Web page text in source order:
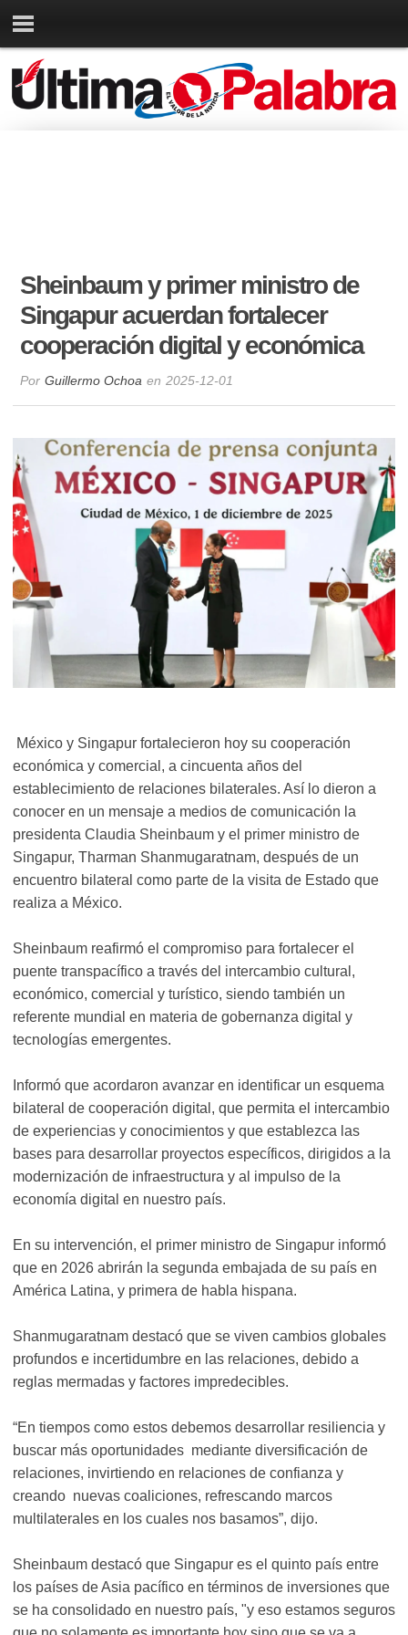
Sheinbaum y primer ministro de
Singapur acuerdan fortalecer
cooperación digital y económica
Por Guillermo Ochoa en 2025-12-01
México y Singapur fortalecieron hoy su cooperación
económica y comercial, a cincuenta años del
establecimiento de relaciones bilaterales. Así lo dieron a
conocer en un mensaje a medios de comunicación la
presidenta Claudia Sheinbaum y el primer ministro de
Singapur, Tharman Shanmugaratnam, después de un
encuentro bilateral como parte de la visita de Estado que
realiza a México.
Sheinbaum reafirmó el compromiso para fortalecer el
puente transpacífico a través del intercambio cultural,
económico, comercial y turístico, siendo también un
referente mundial en materia de gobernanza digital y
tecnologías emergentes.
Informó que acordaron avanzar en identificar un esquema
bilateral de cooperación digital, que permita el intercambio
de experiencias y conocimientos y que establezca las
bases para desarrollar proyectos específicos, dirigidos a la
modernización de infraestructura y al impulso de la
economía digital en nuestro país.
En su intervención, el primer ministro de Singapur informó
que en 2026 abrirán la segunda embajada de su país en
América Latina, y primera de habla hispana.
Shanmugaratnam destacó que se viven cambios globales
profundos e incertidumbre en las relaciones, debido a
reglas mermadas y factores impredecibles.
“En tiempos como estos debemos desarrollar resiliencia y
buscar más oportunidades mediante diversificación de
relaciones, invirtiendo en relaciones de confianza y
creando nuevas coaliciones, refrescando marcos
multilaterales en los cuales nos basamos”, dijo.
Sheinbaum destacó que Singapur es el quinto país entre
los países de Asia pacífico en términos de inversiones que
se ha consolidado en nuestro país, "y eso estamos seguros